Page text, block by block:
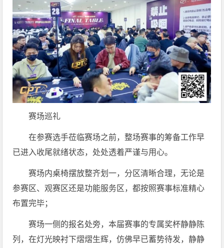
赛场巡礼
在参赛选手莅临赛场之前，整场赛事的筹备工作早
已进入收尾就绪状态，处处透着严谨与用心。
赛场内桌椅摆放整齐划一，分区清晰合理，无论是
参赛区、观赛区还是功能服务区，都按照赛事标准精心
布置完毕；
赛场一侧的报名处旁，本届赛事的专属奖杯静静陈
列，在灯光映衬下熠熠生辉，仿佛早已蓄势待发，静静